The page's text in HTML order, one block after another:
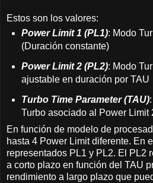
Estos son los valores:
Power Limit 1 (PL1): Modo
(Duración constante)
Power Limit 2 (PL2): Modo
ajustable en duración por TAU
Turbo Time Parameter (TAU)
Turbo asociado al Power Limit
En función de modelo de
hasta 4 Power Limit diferente. En
representados PL1 y PL2. El PL2
a corto plazo en función del TAU
rendimiento a largo plazo que